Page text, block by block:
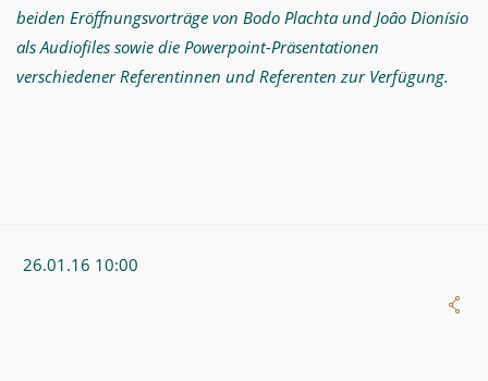
beiden Eröffnungsvorträge von Bodo Plachta und Joâo Dionísio
als Audiofiles sowie die Powerpoint-Präsentationen
verschiedener Referentinnen und Referenten zur Verfügung.
26.01.16 10:00